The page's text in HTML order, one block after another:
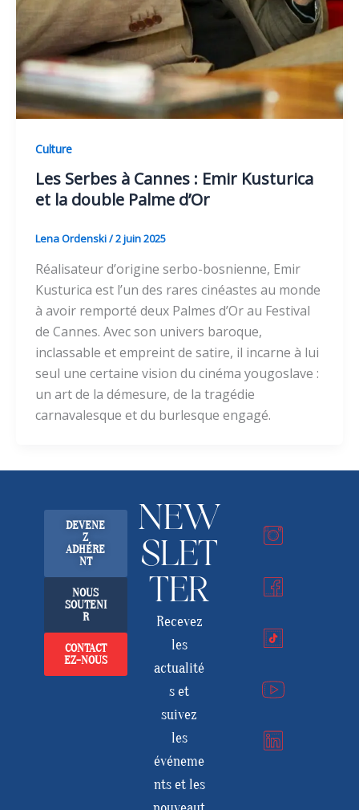
Culture
Les Serbes à Cannes : Emir Kusturica
et la double Palme d’Or
Lena Ordenski/2 juin 2025
Réalisateur d’origine serbo-bosnienne, Emir
Kusturica est l’un des rares cinéastes au monde
à avoir remporté deux Palmes d’Or au Festival
de Cannes. Avec son univers baroque,
inclassable et empreint de satire, il incarne à lui
seul une certaine vision du cinéma yougoslave :
un art de la démesure, de la tragédie
carnavalesque et du burlesque engagé.
DEVENE
Z
ADHÉRE
NT
NOUS
SOUTENI
R
CONTACT
EZ-NOUS
NEW
SLET
TER
Recevez
les
actualité
s et
suivez
les
événeme
nts et les